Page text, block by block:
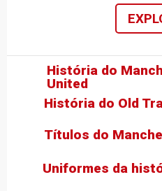
História do Old
Títulos do
Uniformes da
História do
United